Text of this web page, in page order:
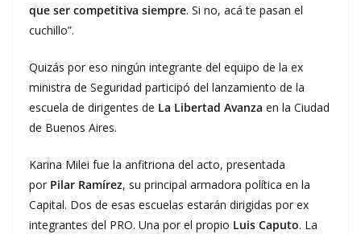
que ser competitiva siempre. Si no, acá te pasan el
cuchillo”.
Quizás por eso ningún integrante del equipo de la ex
ministra de Seguridad participó del lanzamiento de la
escuela de dirigentes de La Libertad Avanza en la Ciudad
de Buenos Aires.
Karina Milei fue la anfitriona del acto, presentada
por Pilar Ramírez, su principal armadora política en la
Capital. Dos de esas escuelas estarán dirigidas por ex
integrantes del PRO. Una por el propio Luis Caputo. La